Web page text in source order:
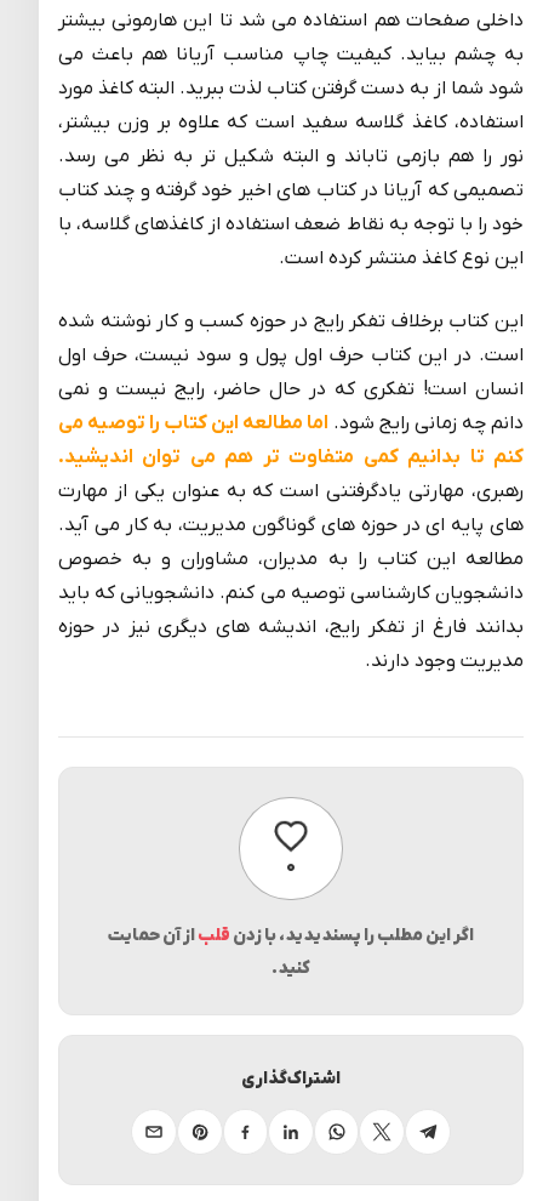
داخلی صفحات هم استفاده می شد تا این هارمونی بیشتر
به چشم بیاید. کیفیت چاپ مناسب آریانا هم باعث می
شود شما از به دست گرفتن کتاب لذت ببرید. البته کاغذ مورد
استفاده، کاغذ گلاسه سفید است که علاوه بر وزن بیشتر،
نور را هم بازمی تاباند و البته شکیل تر به نظر می رسد.
تصمیمی که آریانا در کتاب های اخیر خود گرفته و چند کتاب
خود را با توجه به نقاط ضعف استفاده از کاغذهای گلاسه، با
این نوع کاغذ منتشر کرده است.
این کتاب برخلاف تفکر رایج در حوزه کسب و کار نوشته شده
است. در این کتاب حرف اول پول و سود نیست، حرف اول
انسان است! تفکری که در حال حاضر، رایج نیست و نمی
دانم چه زمانی رایج شود. اما مطالعه این کتاب را توصیه می
کنم تا بدانیم کمی متفاوت تر هم می توان اندیشید.
رهبری، مهارتی یادگرفتنی است که به عنوان یکی از مهارت
های پایه ای در حوزه های گوناگون مدیریت، به کار می آید.
مطالعه این کتاب را به مدیران، مشاوران و به خصوص
دانشجویان کارشناسی توصیه می کنم. دانشجویانی که باید
بدانند فارغ از تفکر رایج، اندیشه های دیگری نیز در حوزه
مدیریت وجود دارند.
۰پسندیدن
اگر این مطلب را پسندیدید، با زدن قلباز آن حمایت
کنید.
اشتراک‌گذاری
تلگرام ایکسواتساپلینکدینفیسبوکپینترستایمیل